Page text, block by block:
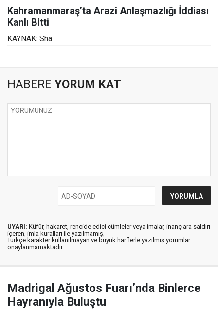
Kahramanmaraş’ta Arazi Anlaşmazlığı İddiası
Kanlı Bitti
KAYNAK: Sha
HABERE YORUM KAT
UYARI: Küfür, hakaret, rencide edici cümleler veya imalar, inançlara saldırı
içeren, imla kuralları ile yazılmamış,
Türkçe karakter kullanılmayan ve büyük harflerle yazılmış yorumlar
onaylanmamaktadır.
Madrigal Ağustos Fuarı’nda Binlerce
Hayranıyla Buluştu